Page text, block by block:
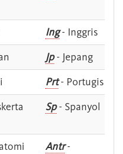
Ing- Inggris
Jp- Jepang
Prt- Portugis
Sp- Spanyol
Antr-